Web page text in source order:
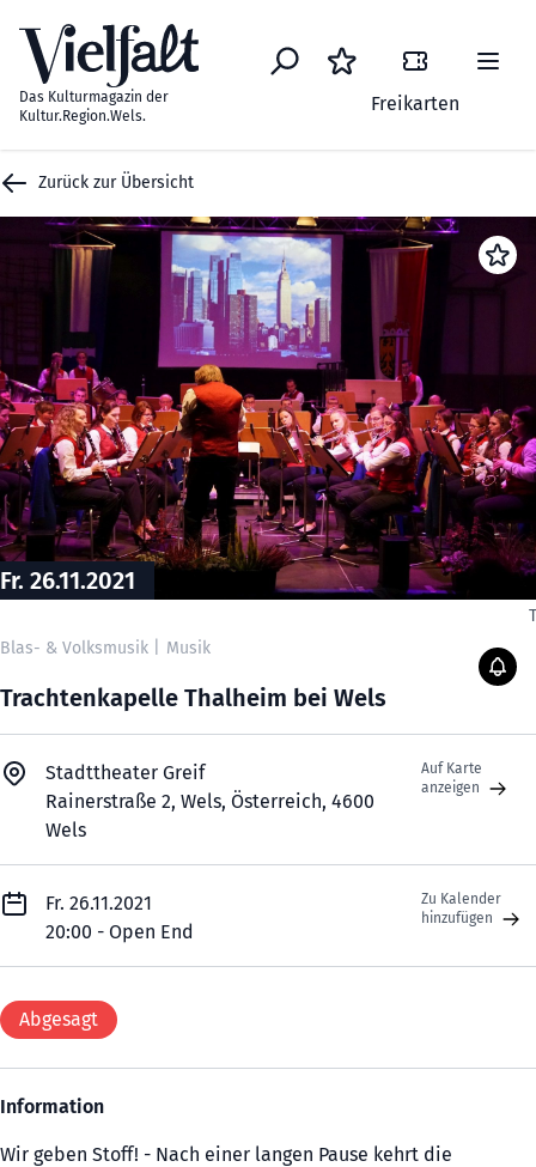
Das Kulturmagazin der
Kultur.Region.Wels.
Freikarten
Zurück zur Übersicht
Fr. 26.11.2021
Blas- & Volksmusik
Musik
Trachtenkapelle Thalheim bei Wels
Stadttheater Greif
Rainerstraße 2, Wels, Österreich, 4600
Wels
Auf Karte
anzeigen
Fr. 26.11.2021
20:00 - Open End
Zu Kalender
hinzufügen
Abgesagt
Information
Wir geben Stoff! - Nach einer langen Pause kehrt die